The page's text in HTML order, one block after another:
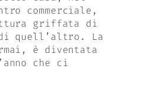
commerciale,
griffata di
quell’altro. La
è diventata
che ci